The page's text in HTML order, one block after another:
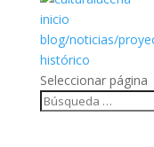
inicio
blog/noticias/
histórico
Seleccionar página